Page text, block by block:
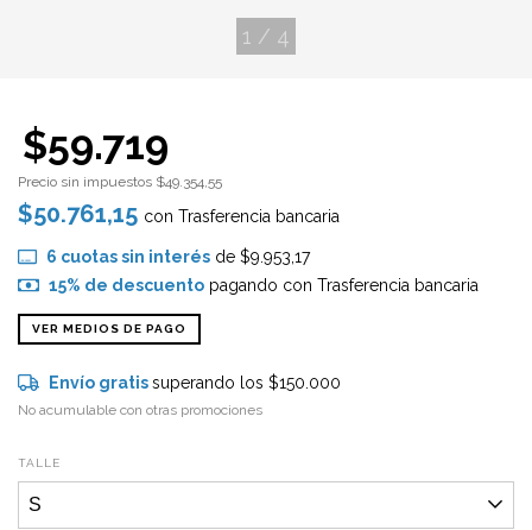
1 / 4
$59.719
Precio sin impuestos $49.354,55
$50.761,15 con Trasferencia bancaria
6 cuotas sin interésde $9.953,17
15% de descuentopagando con Trasferencia bancaria
VER MEDIOS DE PAGO
Envío gratissuperando los $150.000
No acumulable con otras promociones
TALLE